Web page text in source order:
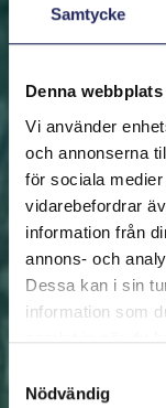
Samtycke
Denna
Vi använder
och annonserna
för sociala
vidarebefordrar
information från
annons- och
Dessa kan i sin
information som
Nödvändig
FRAMSIDAN
Hjälp oss att
räddade biten